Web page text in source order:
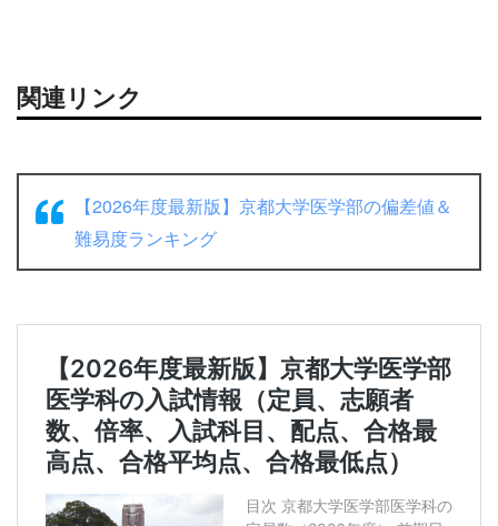
関連リンク
【2026年度最新版】京都大学医学部の偏差値＆
難易度ランキング